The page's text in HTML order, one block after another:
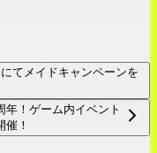
てメイドキャンペーンを
年！ゲーム内イベント
催！